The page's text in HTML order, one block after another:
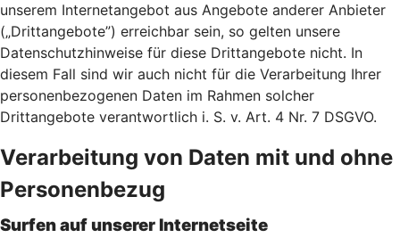
unserem Internetangebot aus Angebote anderer Anbieter
(„Drittangebote”) erreichbar sein, so gelten unsere
Datenschutzhinweise für diese Drittangebote nicht. In
diesem Fall sind wir auch nicht für die Verarbeitung Ihrer
personenbezogenen Daten im Rahmen solcher
Drittangebote verantwortlich i. S. v. Art. 4 Nr. 7 DSGVO.
Verarbeitung von Daten mit und ohne
Personenbezug
Surfen auf unserer Internetseite